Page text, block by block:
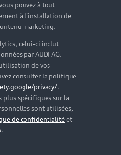
pouvez à tout
à l'installation de
marketing.
celui-ci inclut
par AUDI AG.
de vos
consulter la politique
privacy/.
spécifiques sur la
sont utilisées,
de confidentialitéet
.